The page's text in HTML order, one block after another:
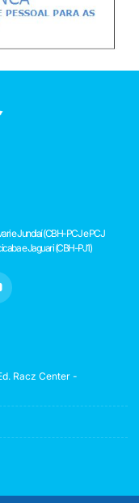
e Jundiaí (CBH-PCJ e PCJ
e Jaguari (CBH-PJ1)
Racz Center -